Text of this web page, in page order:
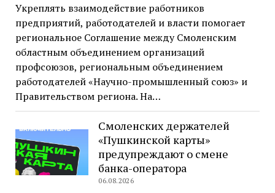
Укреплять взаимодействие работников
предприятий, работодателей и власти помогает
региональное Соглашение между Смоленским
областным объединением организаций
профсоюзов, региональным объединением
работодателей «Научно-промышленный союз» и
Правительством региона. На…
Смоленских держателей
«Пушкинской карты»
предупреждают о смене
банка-оператора
06.08.2026